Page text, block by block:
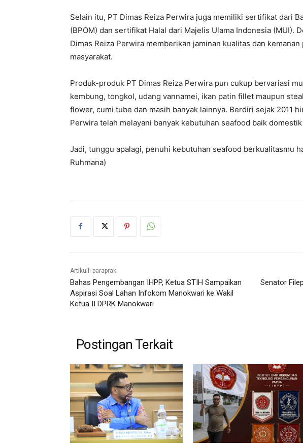
Selain itu, PT Dimas Reiza Perwira juga memiliki sertifikat dari
(BPOM) dan sertifikat Halal dari Majelis Ulama Indonesia (MUI).
Dimas Reiza Perwira memberikan jaminan kualitas dan
masyarakat.
Produk-produk PT Dimas Reiza Perwira pun cukup bervariasi
kembung, tongkol, udang vannamei, ikan patin fillet maupun
flower, cumi tube dan masih banyak lainnya. Berdiri sejak 2011
Perwira telah melayani banyak kebutuhan seafood baik
Jadi, tunggu apalagi, penuhi kebutuhan seafood berkualitasmu
Ruhmana)
Artikulli paraprak
Bahas Pengembangan IHPP, Ketua STIH Sampaikan
Aspirasi Soal Lahan Infokom Manokwari ke Wakil
Ketua II DPRK Manokwari
Senator
Postingan Terkait